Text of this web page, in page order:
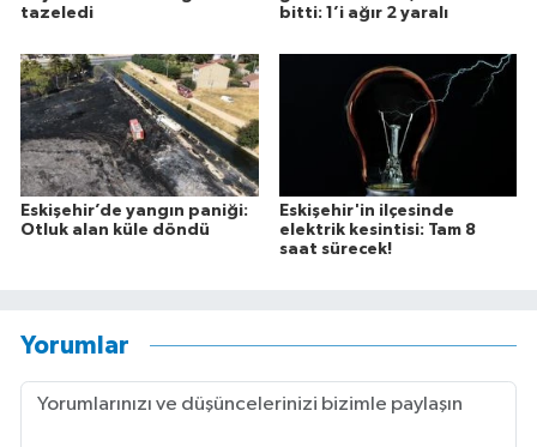
tazeledi
bitti: 1’i ağır 2 yaralı
Eskişehir’de yangın paniği:
Otluk alan küle döndü
Eskişehir'in ilçesinde
elektrik kesintisi: Tam 8
saat sürecek!
Yorumlar